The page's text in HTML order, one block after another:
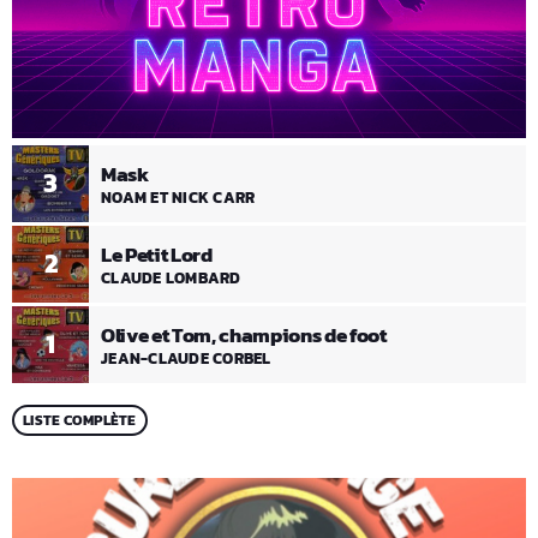
1 Olive et Tom, champions de foot
JEAN-CLAUDE CORBEL
2 Le Petit Lord
CLAUDE LOMBARD
3 Mask
NOAM ET NICK CARR
LISTE COMPLÈTE